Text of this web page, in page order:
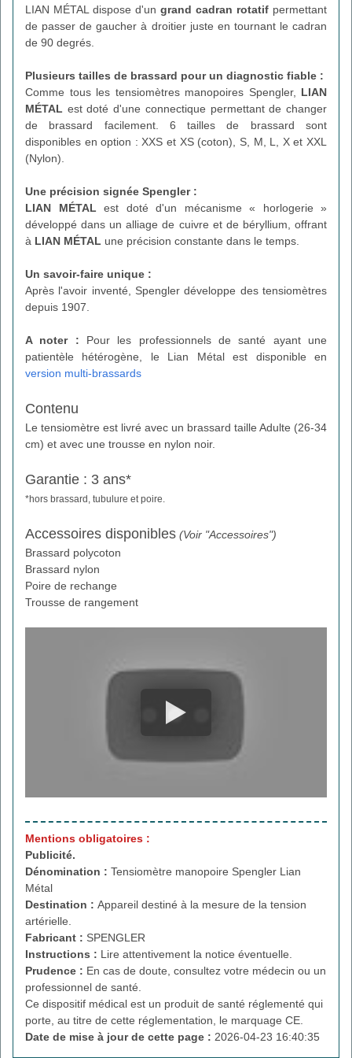
LIAN MÉTAL dispose d'un grand cadran rotatif permettant
de passer de gaucher à droitier juste en tournant le cadran
de 90 degrés.
Plusieurs tailles de brassard pour un diagnostic fiable :
Comme tous les tensiomètres manopoires Spengler, LIAN
MÉTAL est doté d'une connectique permettant de changer
de brassard facilement. 6 tailles de brassard sont
disponibles en option : XXS et XS (coton), S, M, L, X et XXL
(Nylon).
Une précision signée Spengler :
LIAN MÉTAL est doté d'un mécanisme « horlogerie »
développé dans un alliage de cuivre et de béryllium, offrant
à LIAN MÉTAL une précision constante dans le temps.
Un savoir-faire unique :
Après l'avoir inventé, Spengler développe des tensiomètres
depuis 1907.
A noter : Pour les professionnels de santé ayant une
patientèle hétérogène, le Lian Métal est disponible en
version multi-brassards
Contenu
Le tensiomètre est livré avec un brassard taille Adulte (26-34
cm) et avec une trousse en nylon noir.
Garantie : 3 ans*
*hors brassard, tubulure et poire.
Accessoires disponibles (Voir "Accessoires")
Brassard polycoton
Brassard nylon
Poire de rechange
Trousse de rangement
Mentions obligatoires :
Publicité.
Dénomination : Tensiomètre manopoire Spengler Lian
Métal
Destination : Appareil destiné à la mesure de la tension
artérielle.
Fabricant : SPENGLER
Instructions : Lire attentivement la notice éventuelle.
Prudence : En cas de doute, consultez votre médecin ou un
professionnel de santé.
Ce dispositif médical est un produit de santé réglementé qui
porte, au titre de cette réglementation, le marquage CE.
Date de mise à jour de cette page : 2026-04-23 16:40:35